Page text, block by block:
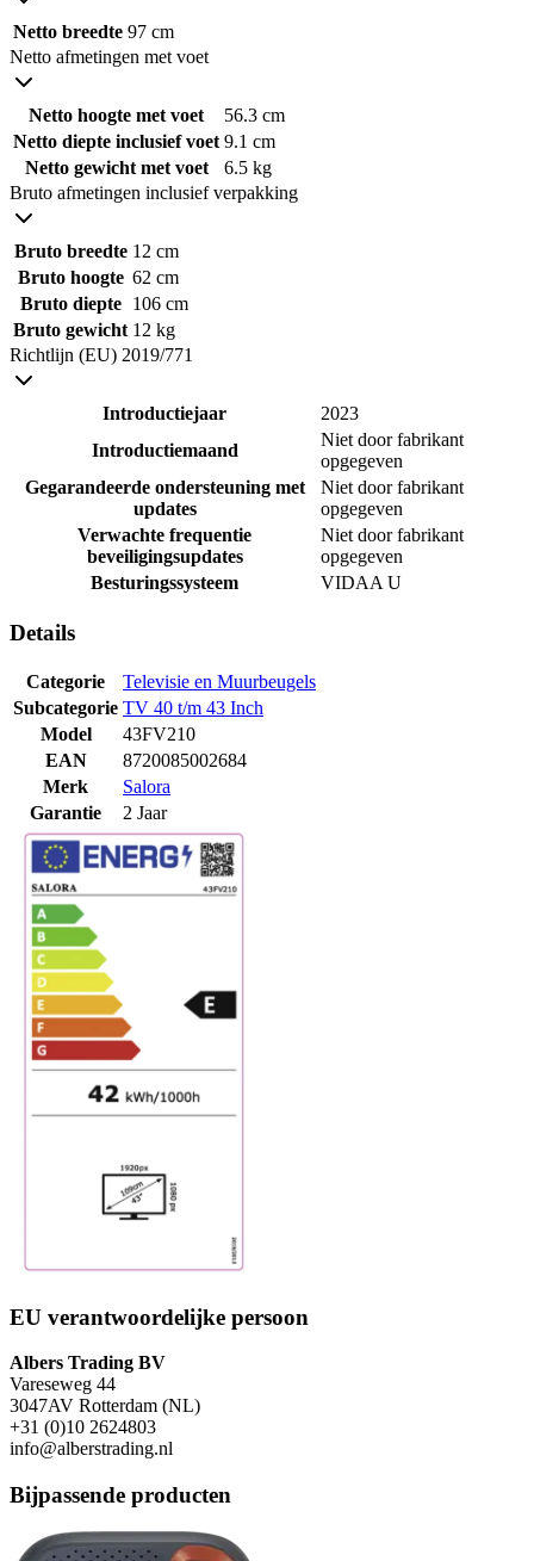
Netto breedte 97 cm
Netto afmetingen met voet
Netto hoogte met voet
56.3 cm
Netto diepte inclusief voet 9.1 cm
Netto gewicht met voet
6.5 kg
Bruto afmetingen inclusief verpakking
Bruto breedte 12 cm
Bruto hoogte 62 cm
Bruto diepte
106 cm
Bruto gewicht 12 kg
Richtlijn (EU) 2019/771
Introductiejaar
2023
Introductiemaand
Niet door fabrikant
opgegeven
Gegarandeerde ondersteuning met
updates
Niet door fabrikant
opgegeven
Verwachte frequentie
beveiligingsupdates
Niet door fabrikant
opgegeven
Besturingssysteem
VIDAA U
Details
Categorie
Televisie en Muurbeugels
Subcategorie TV 40 t/m 43 Inch
Model
43FV210
EAN
8720085002684
Merk
Salora
Garantie
2 Jaar
EU verantwoordelijke persoon
Albers Trading BV
Vareseweg 44
3047AV Rotterdam (NL)
+31 (0)10 2624803
info@alberstrading.nl
Bijpassende producten